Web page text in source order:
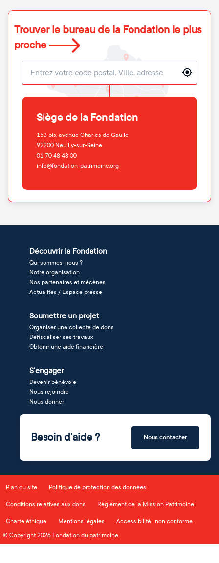
Trouver le bureau de la Fondation le plus
proche
Localisation
Siège de la Fondation
153 bis, avenue Charles de Gaulle
92200 Neuilly-sur-Seine
01 70 48 48 00
info@fondation-patrimoine.org
Découvrir la Fondation
Qui sommes-nous ?
Notre organisation
Nos partenaires et mécènes
Actualités / Espace presse
Soumettre un projet
Organiser une collecte de dons
Défiscaliser ses travaux
Obtenir une aide financière
S'engager
Devenir bénévole
Nous rejoindre
Nous donner
Besoin d'aide ? Nous contacter
Plan du site Politique de protection des données
Conditions relatives aux dons Règlement de la Mission Patrimoine
Charte éthique Mentions légales
Accessibilité : non conforme
© Copyright 2026 Fondation du patrimoine